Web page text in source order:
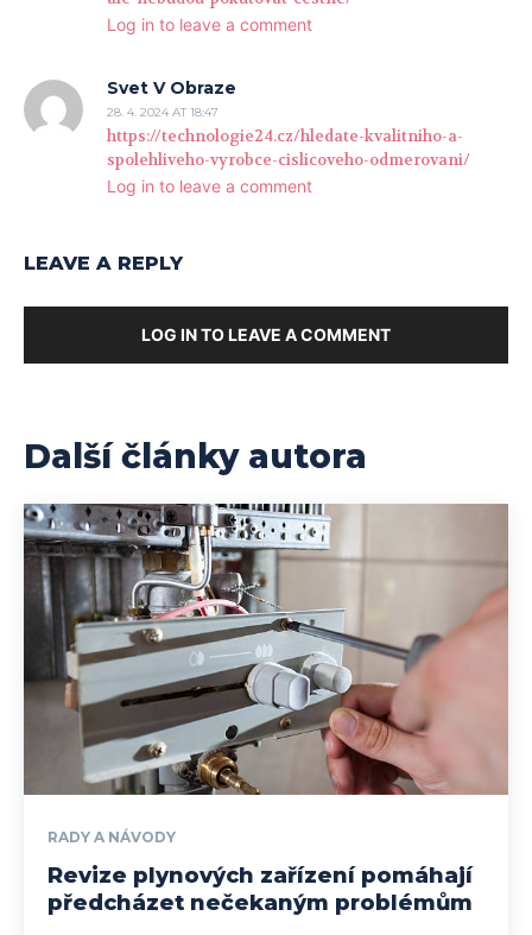
Log in to leave a comment
Svet V Obraze
28. 4. 2024 AT 18:47
https://technologie24.cz/hledate-kvalitniho-a-
spolehliveho-vyrobce-cislicoveho-odmerovani/
Log in to leave a comment
LEAVE A REPLY
LOG IN TO LEAVE A COMMENT
Další články autora
RADY A NÁVODY
Revize plynových zařízení pomáhají
předcházet nečekaným problémům